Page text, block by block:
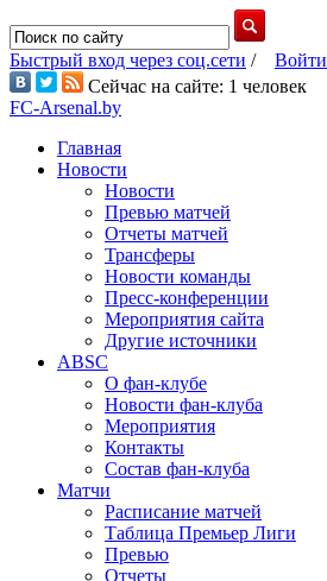
Быстрый вход через соц.сети / Войти
Сейчас на сайте: 1 человек
FC-Arsenal.by
Главная
Новости
Новости
Превью матчей
Отчеты матчей
Трансферы
Новости команды
Пресс-конференции
Мероприятия сайта
Другие источники
ABSC
О фан-клубе
Новости фан-клуба
Мероприятия
Контакты
Состав фан-клуба
Матчи
Расписание матчей
Таблица Премьер Лиги
Превью
Отчеты